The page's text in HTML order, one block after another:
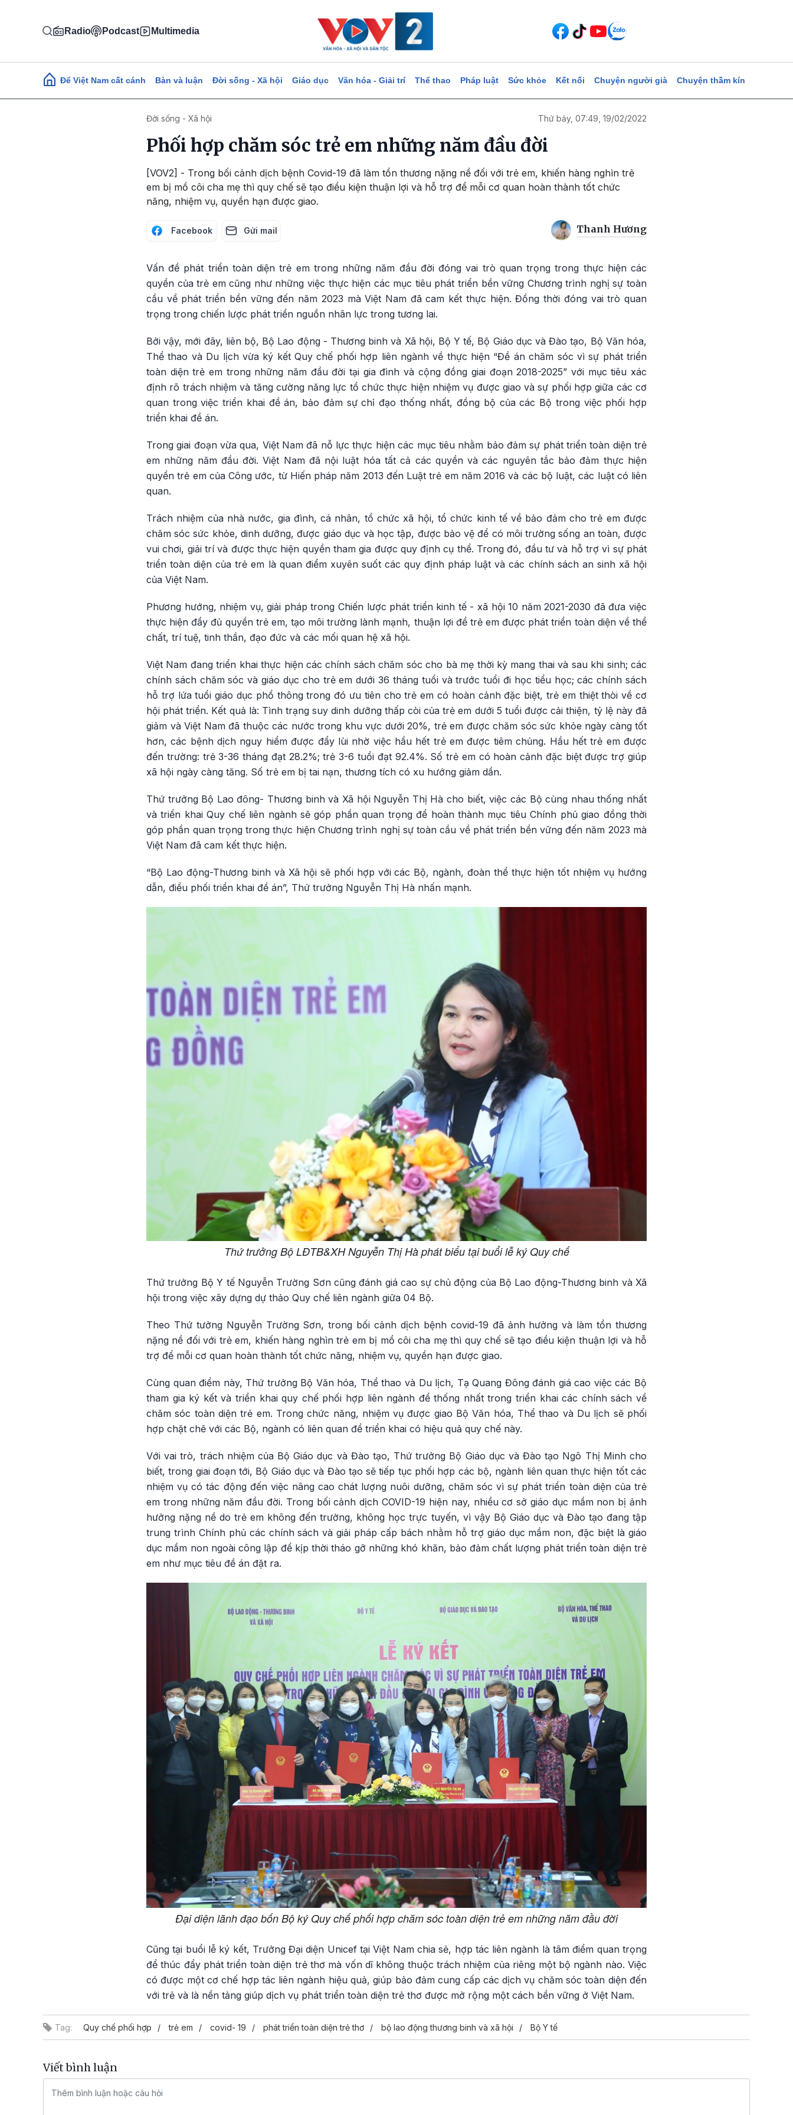
Radio Podcast Multimedia
Main navigation
Để Việt Nam cất cánh Bàn và luận Đời sống - Xã hội Giáo dục Văn hóa - Giải trí Thể thao Pháp luật Sức khỏe Kết nối Chuyện người già Chuyện thầm kín
Đời sống - Xã hội Thứ bảy, 07:49, 19/02/2022
Phối hợp chăm sóc trẻ em những năm đầu đời
[VOV2] - Trong bối cảnh dịch bệnh Covid-19 đã làm tổn thương nặng nề đối với trẻ em, khiến hàng nghìn trẻ
em bị mồ côi cha mẹ thì quy chế sẽ tạo điều kiện thuận lợi và hỗ trợ để mỗi cơ quan hoàn thành tốt chức
năng, nhiệm vụ, quyền hạn được giao.
Facebook Gửi mail Thanh Hương
Vấn đề phát triển toàn diện trẻ em trong những năm đầu đời đóng vai trò quan trọng trong thực hiện các
quyền của trẻ em cũng như những việc thực hiện các mục tiêu phát triển bền vững Chương trình nghị sự toàn
cầu về phát triển bền vững đến năm 2023 mà Việt Nam đã cam kết thực hiện. Đồng thời đóng vai trò quan
trọng trong chiến lược phát triển nguồn nhân lực trong tương lai.
Bởi vậy, mới đây, liên bộ, Bộ Lao động - Thương binh và Xã hội, Bộ Y tế, Bộ Giáo dục và Đào tạo, Bộ Văn hóa,
Thể thao và Du lịch vừa ký kết Quy chế phối hợp liên ngành về thực hiện “Đề án chăm sóc vì sự phát triển
toàn diện trẻ em trong những năm đầu đời tại gia đình và cộng đồng giai đoạn 2018-2025” với mục tiêu xác
định rõ trách nhiệm và tăng cường năng lực tổ chức thực hiện nhiệm vụ được giao và sự phối hợp giữa các cơ
quan trong việc triển khai đề án, bảo đảm sự chỉ đạo thống nhất, đồng bộ của các Bộ trong việc phối hợp
triển khai đề án.
Trong giai đoạn vừa qua, Việt Nam đã nỗ lực thực hiện các mục tiêu nhằm bảo đảm sự phát triển toàn diện trẻ
em những năm đầu đời. Việt Nam đã nội luật hóa tất cả các quyền và các nguyên tắc bảo đảm thực hiện
quyền trẻ em của Công ước, từ Hiến pháp năm 2013 đến Luật trẻ em năm 2016 và các bộ luật, các luật có liên
quan.
Trách nhiệm của nhà nước, gia đình, cá nhân, tổ chức xã hội, tổ chức kinh tế về bảo đảm cho trẻ em được
chăm sóc sức khỏe, dinh dưỡng, được giáo dục và học tập, được bảo vệ để có môi trường sống an toàn, được
vui chơi, giải trí và được thực hiện quyền tham gia được quy định cụ thể. Trong đó, đầu tư và hỗ trợ vì sự phát
triển toàn diện của trẻ em là quan điểm xuyên suốt các quy định pháp luật và các chính sách an sinh xã hội
của Việt Nam.
Phương hướng, nhiệm vụ, giải pháp trong Chiến lược phát triển kinh tế - xã hội 10 năm 2021-2030 đã đưa việc
thực hiện đầy đủ quyền trẻ em, tạo môi trường lành mạnh, thuận lợi để trẻ em được phát triển toàn diện về thể
chất, trí tuệ, tinh thần, đạo đức và các mối quan hệ xã hội.
Việt Nam đang triển khai thực hiện các chính sách chăm sóc cho bà mẹ thời kỳ mang thai và sau khi sinh; các
chính sách chăm sóc và giáo dục cho trẻ em dưới 36 tháng tuổi và trước tuổi đi học tiểu học; các chính sách
hỗ trợ lứa tuổi giáo dục phổ thông trong đó ưu tiên cho trẻ em có hoàn cảnh đặc biệt, trẻ em thiệt thòi về cơ
hội phát triển. Kết quả là: Tình trạng suy dinh dưỡng thấp còi của trẻ em dưới 5 tuổi được cải thiện, tỷ lệ này đã
giảm và Việt Nam đã thuộc các nước trong khu vực dưới 20%, trẻ em được chăm sóc sức khỏe ngày càng tốt
hơn, các bệnh dịch nguy hiểm được đẩy lùi nhờ việc hầu hết trẻ em được tiêm chủng. Hầu hết trẻ em được
đến trường: trẻ 3-36 tháng đạt 28.2%; trẻ 3-6 tuổi đạt 92.4%. Số trẻ em có hoàn cảnh đặc biệt được trợ giúp
xã hội ngày càng tăng. Số trẻ em bị tai nạn, thương tích có xu hướng giảm dần.
Thứ trưởng Bộ Lao đông- Thương binh và Xã hội Nguyễn Thị Hà cho biết, việc các Bộ cùng nhau thống nhất
và triển khai Quy chế liên ngành sẽ góp phần quan trọng để hoàn thành mục tiêu Chính phủ giao đồng thời
góp phần quan trọng trong thực hiện Chương trình nghị sự toàn cầu về phát triển bền vững đến năm 2023 mà
Việt Nam đã cam kết thực hiện.
“Bộ Lao động-Thương binh và Xã hội sẽ phối hợp với các Bộ, ngành, đoàn thể thực hiện tốt nhiệm vụ hướng
dẫn, điều phối triển khai đề án”, Thứ trưởng Nguyễn Thị Hà nhấn mạnh.
Thứ trưởng Bộ LĐTB&XH Nguyễn Thị Hà phát biểu tại buổi lễ ký Quy chế
Thứ trưởng Bộ Y tế Nguyễn Trường Sơn cũng đánh giá cao sự chủ động của Bộ Lao động-Thương binh và Xã
hội trong việc xây dựng dự thảo Quy chế liên ngành giữa 04 Bộ.
Theo Thứ tưởng Nguyễn Trường Sơn, trong bối cảnh dịch bệnh covid-19 đã ảnh hưởng và làm tổn thương
nặng nề đối với trẻ em, khiến hàng nghìn trẻ em bị mồ côi cha mẹ thì quy chế sẽ tạo điều kiện thuận lợi và hỗ
trợ để mỗi cơ quan hoàn thành tốt chức năng, nhiệm vụ, quyền hạn được giao.
Cùng quan điểm này, Thứ trưởng Bộ Văn hóa, Thể thao và Du lịch, Tạ Quang Đông đánh giá cao việc các Bộ
tham gia ký kết và triển khai quy chế phối hợp liên ngành để thống nhất trong triển khai các chính sách về
chăm sóc toàn diện trẻ em. Trong chức năng, nhiệm vụ được giao Bộ Văn hóa, Thể thao và Du lịch sẽ phối
hợp chặt chẽ với các Bộ, ngành có liên quan để triển khai có hiệu quả quy chế này.
Với vai trò, trách nhiệm của Bộ Giáo dục và Đào tạo, Thứ trưởng Bộ Giáo dục và Đào tạo Ngô Thị Minh cho
biết, trong giai đoạn tới, Bộ Giáo dục và Đào tạo sẽ tiếp tục phối hợp các bộ, ngành liên quan thực hiện tốt các
nhiệm vụ có tác động đến việc nâng cao chát lượng nuôi dưỡng, chăm sóc vì sự phát triển toàn diện của trẻ
em trong những năm đầu đời. Trong bối cảnh dịch COVID-19 hiện nay, nhiều cơ sở giáo dục mầm non bị ảnh
hưởng nặng nề do trẻ em không đến trường, không học trực tuyến, vì vậy Bộ Giáo dục và Đào tạo đang tập
trung trình Chính phủ các chính sách và giải pháp cấp bách nhằm hỗ trợ giáo dục mầm non, đặc biệt là giáo
dục mầm non ngoài công lập để kịp thời tháo gỡ những khó khăn, bảo đảm chất lượng phát triển toàn diện trẻ
em như mục tiêu đề án đặt ra.
Đại diện lãnh đạo bốn Bộ ký Quy chế phối hợp chăm sóc toàn diện trẻ em những năm đầu đời
Cũng tại buổi lễ ký kết, Trưởng Đại diện Unicef tại Việt Nam chia sẻ, hợp tác liên ngành là tâm điểm quan trọng
để thúc đẩy phát triển toàn diện trẻ thơ mà vốn dĩ không thuộc trách nhiệm của riêng một bộ ngành nào. Việc
có được một cơ chế hợp tác liên ngành hiệu quả, giúp bảo đảm cung cấp các dịch vụ chăm sóc toàn diện đến
với trẻ và là nền tảng giúp dịch vụ phát triển toàn diện trẻ thơ được mở rộng một cách bền vững ở Việt Nam.
Tag: Quy chế phối hợp trẻ em covid- 19 phát triển toàn diện trẻ thơ bộ lao động thương binh và xã hội Bộ Y tế
Viết bình luận